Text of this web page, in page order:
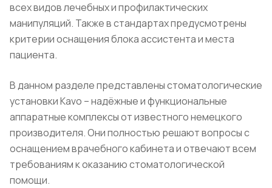
всех видов лечебных и профилактических
манипуляций. Также в стандартах предусмотрены
критерии оснащения блока ассистента и места
пациента.
В данном разделе представлены стоматологические
установки Kavo – надёжные и функциональные
аппаратные комплексы от известного немецкого
производителя. Они полностью решают вопросы с
оснащением врачебного кабинета и отвечают всем
требованиям к оказанию стоматологической
помощи.